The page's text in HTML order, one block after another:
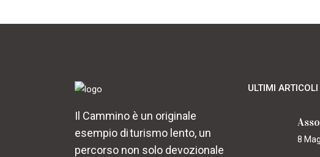
Il Cammino è un originale
esempio di turismo lento, un
percorso non solo devozionale
ULTIMI ARTICOLI
8